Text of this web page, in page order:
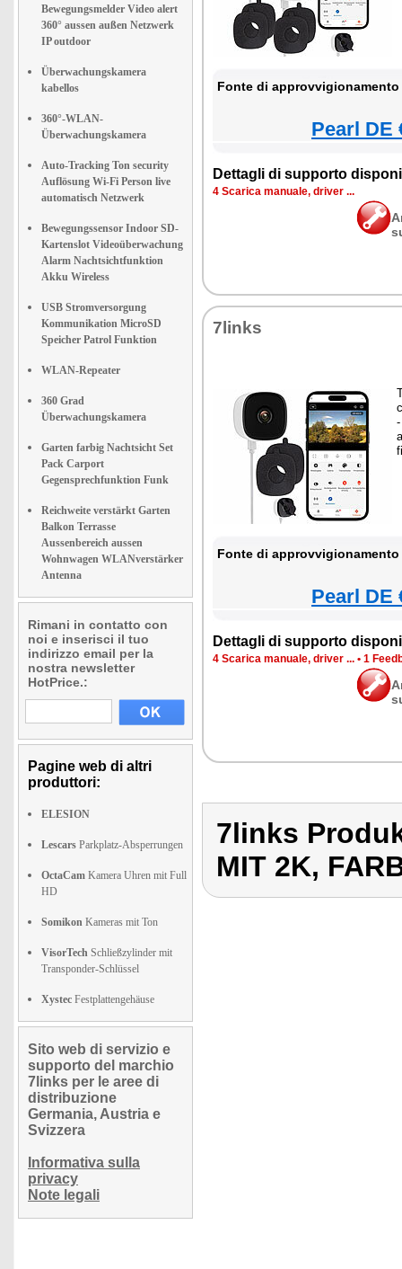
Bewegungsmelder Video alert
360° aussen außen Netzwerk
IP outdoor
Überwachungskamera
kabellos
360°-WLAN-
Überwachungskamera
Auto-Tracking Ton security
Auflösung Wi-Fi Person live
automatisch Netzwerk
Bewegungssensor Indoor SD-
Kartenslot Videoüberwachung
Alarm Nachtsichtfunktion
Akku Wireless
USB Stromversorgung
Kommunikation MicroSD
Speicher Patrol Funktion
WLAN-Repeater
360 Grad
Überwachungskamera
Garten farbig Nachtsicht Set
Pack Carport
Gegensprechfunktion Funk
Reichweite verstärkt Garten
Balkon Terrasse
Aussenbereich aussen
Wohnwagen WLANverstärker
Antenna
Rimani in contatto con
noi e inserisci il tuo
indirizzo email per la
nostra newsletter
HotPrice.:
Pagine web di altri
produttori:
ELESION
Lescars Parkplatz-Absperrungen
OctaCam Kamera Uhren mit Full
HD
Somikon Kameras mit Ton
VisorTech Schließzylinder mit
Transponder-Schlüssel
Xystec Festplattengehäuse
Sito web di servizio e
supporto del marchio
7links per le aree di
distribuzione
Germania, Austria e
Svizzera
Informativa sulla
privacy
Note legali
Fonte di
Pearl DE
Dettagli di supporto
4 Scarica manuale, driver ...
7links
Fonte di
Pearl DE
Dettagli di supporto
4 Scarica manuale, driver ... • 1
7links
MIT 2K,